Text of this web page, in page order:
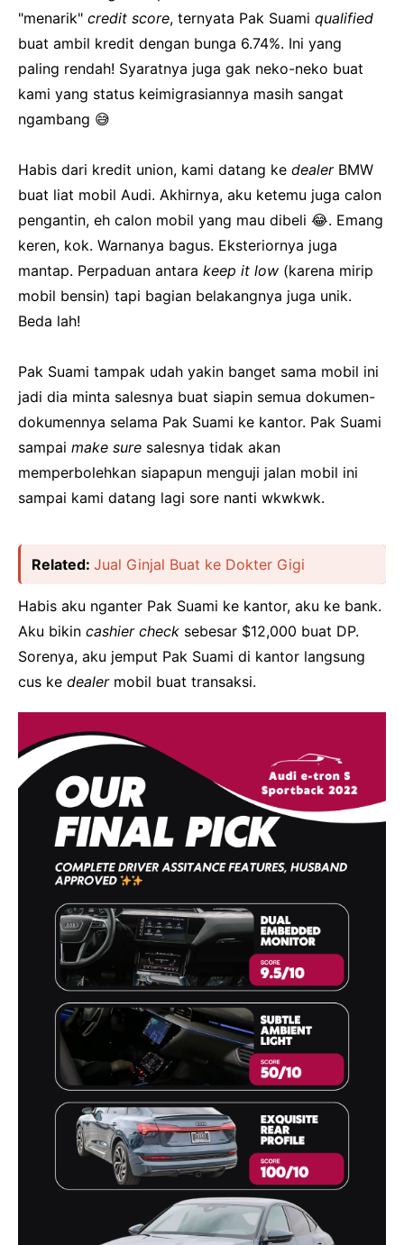
"menarik" credit score, ternyata Pak Suami qualified
buat ambil kredit dengan bunga 6.74%. Ini yang
paling rendah! Syaratnya juga gak neko-neko buat
kami yang status keimigrasiannya masih sangat
ngambang 😅
Habis dari kredit union, kami datang ke dealerBMW
buat liat mobil Audi. Akhirnya, aku ketemu juga calon
pengantin, eh calon mobil yang mau dibeli 😂. Emang
keren, kok. Warnanya bagus. Eksteriornya juga
mantap. Perpaduan antara keep it low (karena mirip
mobil bensin) tapi bagian belakangnya juga unik.
Beda lah!
Pak Suami tampak udah yakin banget sama mobil ini
jadi dia minta salesnya buat siapin semua dokumen-
dokumennya selama Pak Suami ke kantor. Pak Suami
sampai make sure salesnya tidak akan
memperbolehkan siapapun menguji jalan mobil ini
sampai kami datang lagi sore nanti wkwkwk.
Related: Jual Ginjal Buat ke Dokter Gigi
Habis aku nganter Pak Suami ke kantor, aku ke bank.
Aku bikin cashier check sebesar $12,000 buat DP.
Sorenya, aku jemput Pak Suami di kantor langsung
cus ke dealermobil buat transaksi.